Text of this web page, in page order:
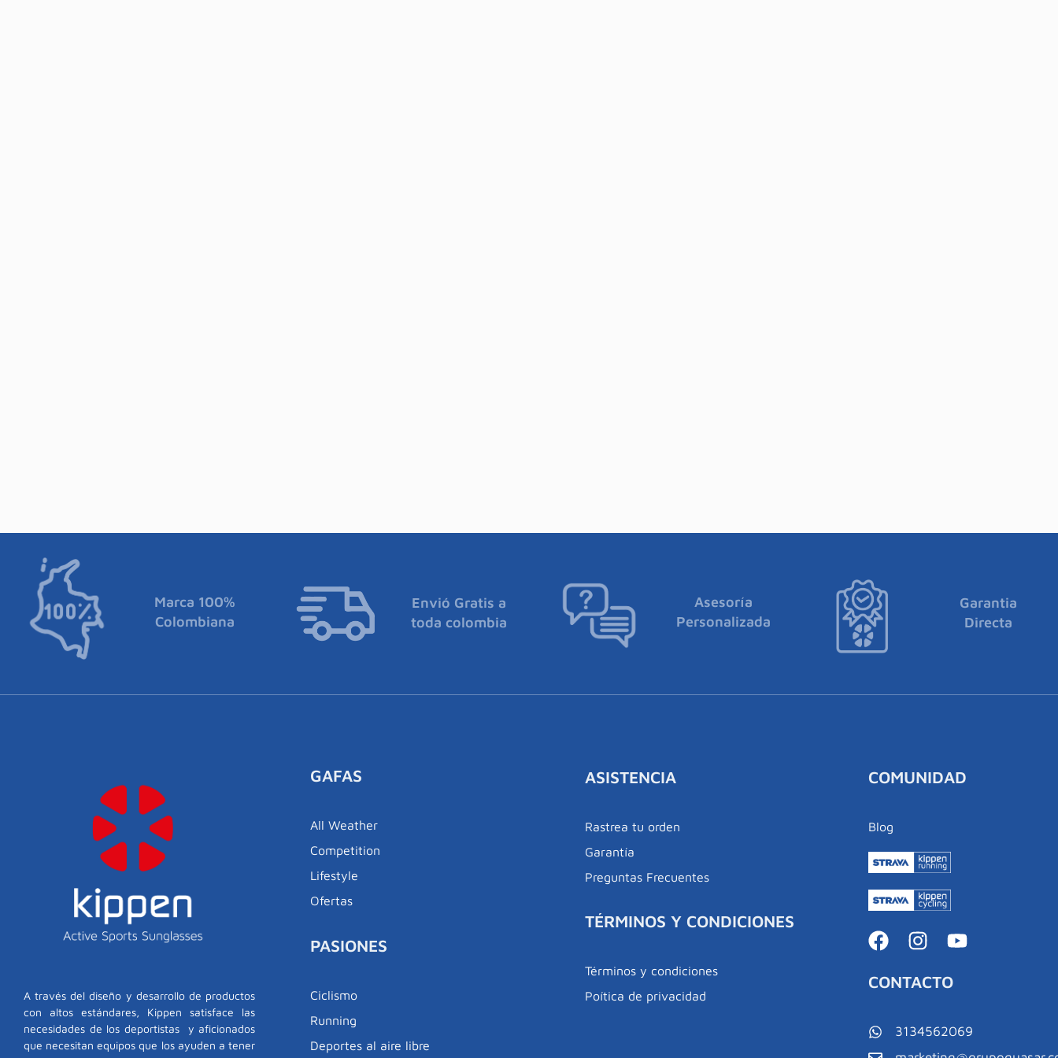
Marca 100%
Colombiana
Envió Gratis a
toda colombia
Asesoría
Personalizada
Garantia
Directa
A través del diseño y desarrollo de productos
con altos estándares, Kippen satisface las
necesidades de los deportistas y aficionados
que necesitan equipos que los ayuden a tener
GAFAS
All Weather
Competition
Lifestyle
Ofertas
PASIONES
Ciclismo
Running
Deportes al aire libre
ASISTENCIA
Rastrea tu orden
Garantía
Preguntas Frecuentes
TÉRMINOS Y CONDICIONES
Términos y condiciones
Poítica de privacidad
COMUNIDAD
Blog
CONTACTO
3134562069